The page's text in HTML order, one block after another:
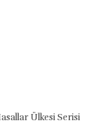
Ülkesi Serisi